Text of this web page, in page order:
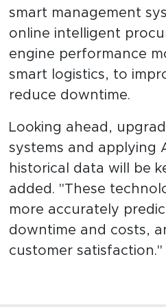
smart management
online intelligent
engine performance
smart logistics, to
reduce downtime.
Looking ahead,
systems and applying
historical data will be
added. "These
more accurately
downtime and costs,
customer satisfaction."